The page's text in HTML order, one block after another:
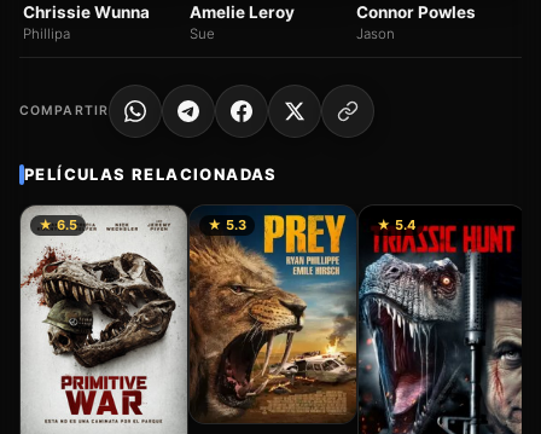
Chrissie Wunna
Phillipa
Amelie Leroy
Sue
Connor Powles
Jason
COMPARTIR
PELÍCULAS RELACIONADAS
★ 6.5 ★ 5.3 ★ 5.4